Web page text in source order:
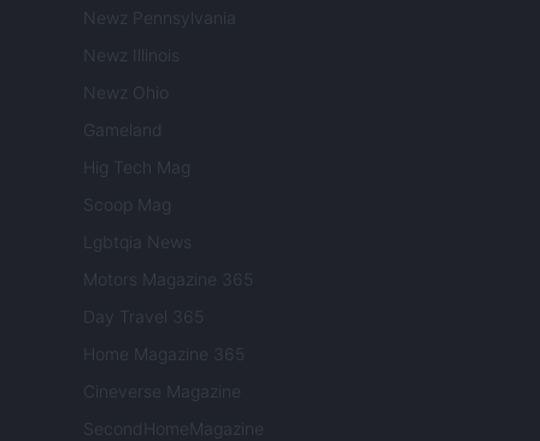
Newz Pennsylvania
Newz Illinois
Newz Ohio
Gameland
Hig Tech Mag
Scoop Mag
Lgbtqia News
Motors Magazine 365
Day Travel 365
Home Magazine 365
Cineverse Magazine
SecondHomeMagazine